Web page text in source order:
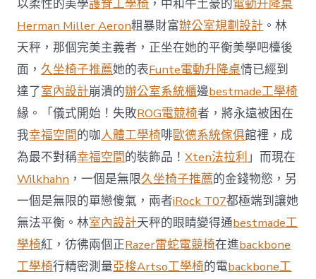
顯 億
嵐
室
內
設
計
過
往
半
年
總
買
賣
額
近
60
億
元〉
中
以柔性的美學護脊工學椅 ，中和牛土豪的電動升降桌
Herman Miller Aeron粗暴財富辦公室規劃設計 。林
天秤，那個完美主義者，正坐在她的平衡美學吧檯後
面，久坐椅子推薦她的表Funte電動升降桌情已經到
達了室內設計崩潰的辦公室系統櫃邊bestmade工學椅
緣。「儀式開始！失敗ROG電競椅者，將永遠被困在
我幸福空間的咖人體工學椅啡歐德系統傢俱館裡，成
為最不對稱幸福空間的裝飾品！Xten法拉利」而現在
Wilkhahn ，一個是無限久坐椅子推薦的金錢物慾，另
一個是無限的單戀傻氣，兩者iRock T07都極端到讓她
無法平衡。林室內設計天秤的眼睛變得通bestmade工
學椅紅，彷彿兩個正Razer雷蛇電競椅在進backbone
工學椅行精密測量亞梭Artso工學椅的電backbone工